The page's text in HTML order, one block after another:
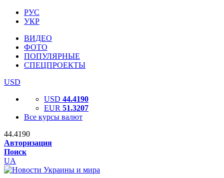
РУС
УКР
ВИДЕО
ФОТО
ПОПУЛЯРНЫЕ
СПЕЦПРОЕКТЫ
USD
USD 44.4190
EUR 51.3207
Все курсы валют
44.4190
Авторизация
Поиск
UA